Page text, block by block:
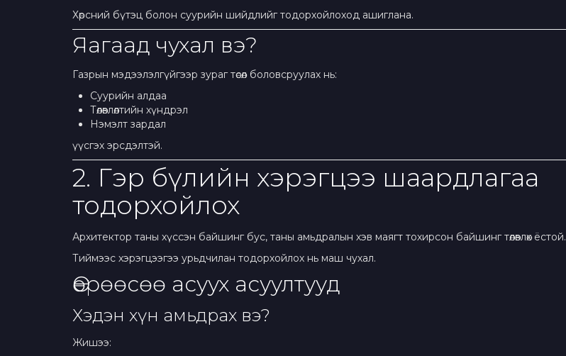
Хөрсний бүтэц болон суурийн шийдлийг тодорхойлоход ашиглана.
Яагаад чухал вэ?
Газрын мэдээлэлгүйгээр зураг төсөл боловсруулах нь:
Суурийн алдаа
Төлөвлөлтийн хүндрэл
Нэмэлт зардал
үүсгэх эрсдэлтэй.
2. Гэр бүлийн хэрэгцээ шаардлагаа
тодорхойлох
Архитектор таны хүссэн байшинг бус, таны амьдралын хэв маягт тохирсон байшинг төлөвлөх ёстой.
Тиймээс хэрэгцээгээ урьдчилан тодорхойлох нь маш чухал.
Өөрөөсөө асуух асуултууд
Хэдэн хүн амьдрах вэ?
Жишээ: